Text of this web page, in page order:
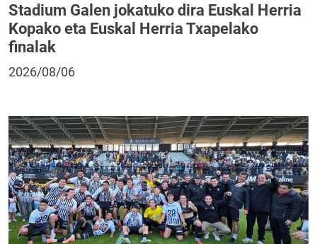
Stadium Galen jokatuko dira Euskal Herria
Kopako eta Euskal Herria Txapelako
finalak
2026/08/06